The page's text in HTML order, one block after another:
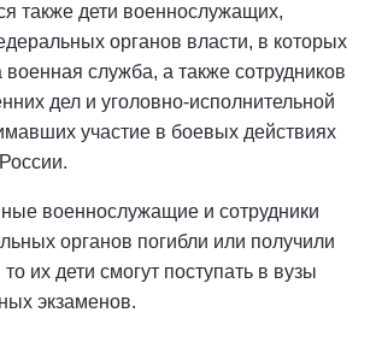
также дети военнослужащих,
органов власти, в которых
служба, а также сотрудников
дел и уголовно-исполнительной
участие в боевых действиях
военнослужащие и сотрудники
органов погибли или получили
их дети смогут поступать в вузы
экзаменов.